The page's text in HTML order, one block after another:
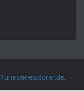
Tunesienexplorer.de.